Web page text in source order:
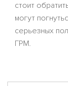
стоит
могут
серьезных
ГРМ.